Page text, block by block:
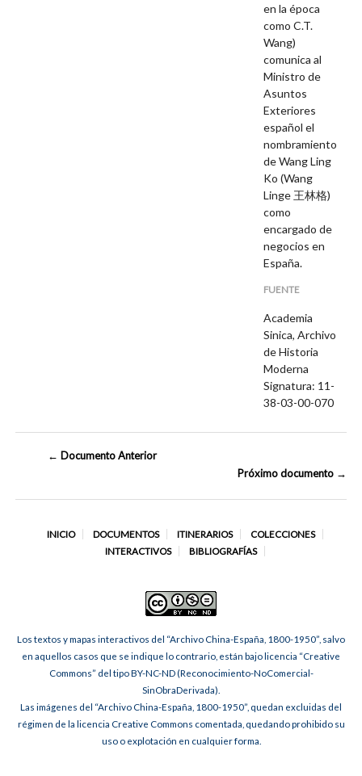
en la época
como C.T.
Wang)
comunica al
Ministro de
Asuntos
Exteriores
español el
nombramiento
de Wang Ling
Ko (Wang
Linge 王林格)
como
encargado de
negocios en
España.
FUENTE
Academia
Sinica, Archivo
de Historia
Moderna
Signatura: 11-
38-03-00-070
← Documento Anterior
Próximo documento →
INICIO DOCUMENTOS ITINERARIOS
COLECCIONES
INTERACTIVOS
BIBLIOGRAFÍAS
Los textos y mapas interactivos del “Archivo China-España, 1800-1950”, salvo
en aquellos casos que se indique lo contrario, están bajo licencia “Creative
Commons” del tipo BY-NC-ND (Reconocimiento-NoComercial-
SinObraDerivada).
Las imágenes del “Archivo China-España, 1800-1950”, quedan excluidas del
régimen de la licencia Creative Commons comentada, quedando prohibido su
uso o explotación en cualquier forma.